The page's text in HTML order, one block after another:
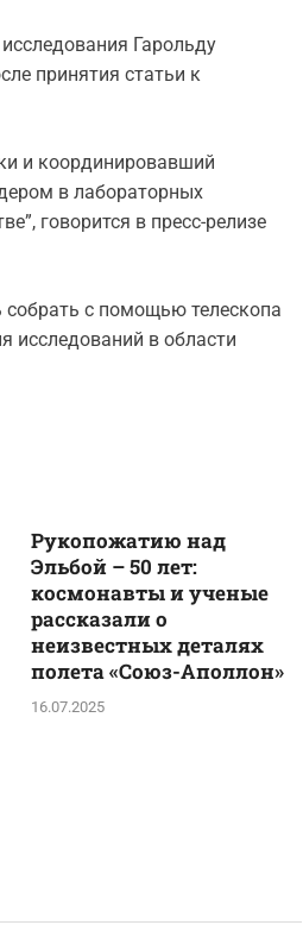
Гарольду
принятия статьи к
и координировавший
в лабораторных
говорится в пресс-релизе
собрать с помощью телескопа
исследований в области
Рукопожатию над
Эльбой – 50 лет:
космонавты и ученые
рассказали о
неизвестных деталях
полета «Союз-Аполлон»
16.07.2025